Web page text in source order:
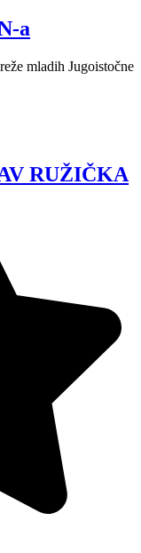
a
mladih Jugoistočne
RUŽIČKA